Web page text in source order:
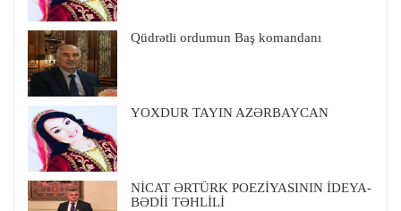
Qüdrətli ordumun Baş komandanı
YOXDUR TAYIN AZƏRBAYCAN
NİCAT ƏRTÜRK POEZİYASININ İDEYA-
BƏDİİ TƏHLİLİ